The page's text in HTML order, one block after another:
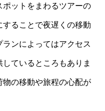
ットをまわるツアーの
ることで夜遅くの移動
ンによってはアクセス
ているところもありま
の移動や旅程の心配が